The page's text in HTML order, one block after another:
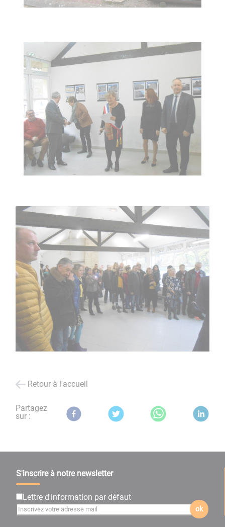
Retour à l'accueil
Partagez
sur :
S'inscrire à notre newsletter
Lettre d'information par défaut
ok